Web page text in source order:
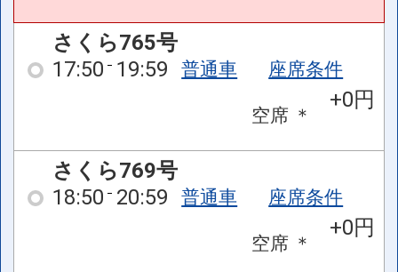
さくら765号
17:50 19:59 普通車 座席条件
空席 ＊
+0円
さくら769号
18:50 20:59 普通車 座席条件
空席 ＊
+0円